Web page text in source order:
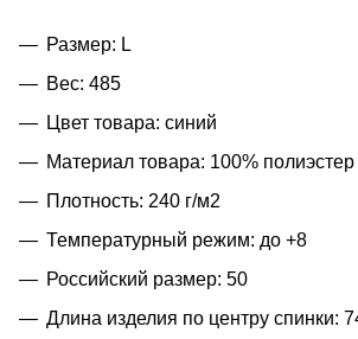
Размер: L
Вес: 485
Цвет товара: синий
Материал товара: 100% полиэстер
Плотность: 240 г/м2
Температурный режим: до +8
Российский размер: 50
Длина изделия по центру спинки: